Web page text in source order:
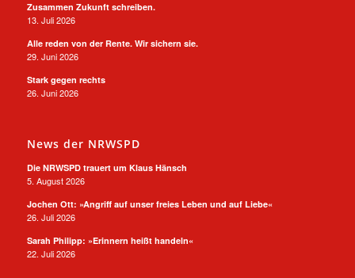
Zusammen Zukunft schreiben.
13. Juli 2026
Alle reden von der Rente. Wir sichern sie.
29. Juni 2026
Stark gegen rechts
26. Juni 2026
News der NRWSPD
Die NRWSPD trauert um Klaus Hänsch
5. August 2026
Jochen Ott: »Angriff auf unser freies Leben und auf Liebe«
26. Juli 2026
Sarah Philipp: »Erinnern heißt handeln«
22. Juli 2026